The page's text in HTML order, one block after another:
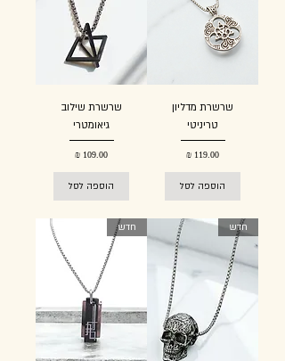
שרשרת מדליון
טריניטי
מחיר
הוספה לסל
שרשרת שילוב
גיאומטרי
מחיר
הוספה לסל
חדש חדש